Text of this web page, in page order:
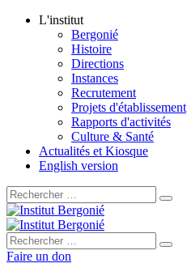
L'institut
Bergonié
Histoire
Directions
Instances
Recrutement
Projets d'établissement
Rapports d'activités
Culture & Santé
Actualités et Kiosque
English version
Rechercher :
Rechercher :
Faire un don